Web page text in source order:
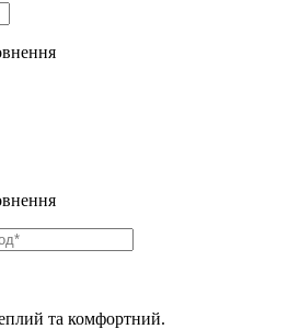
та комфортний.